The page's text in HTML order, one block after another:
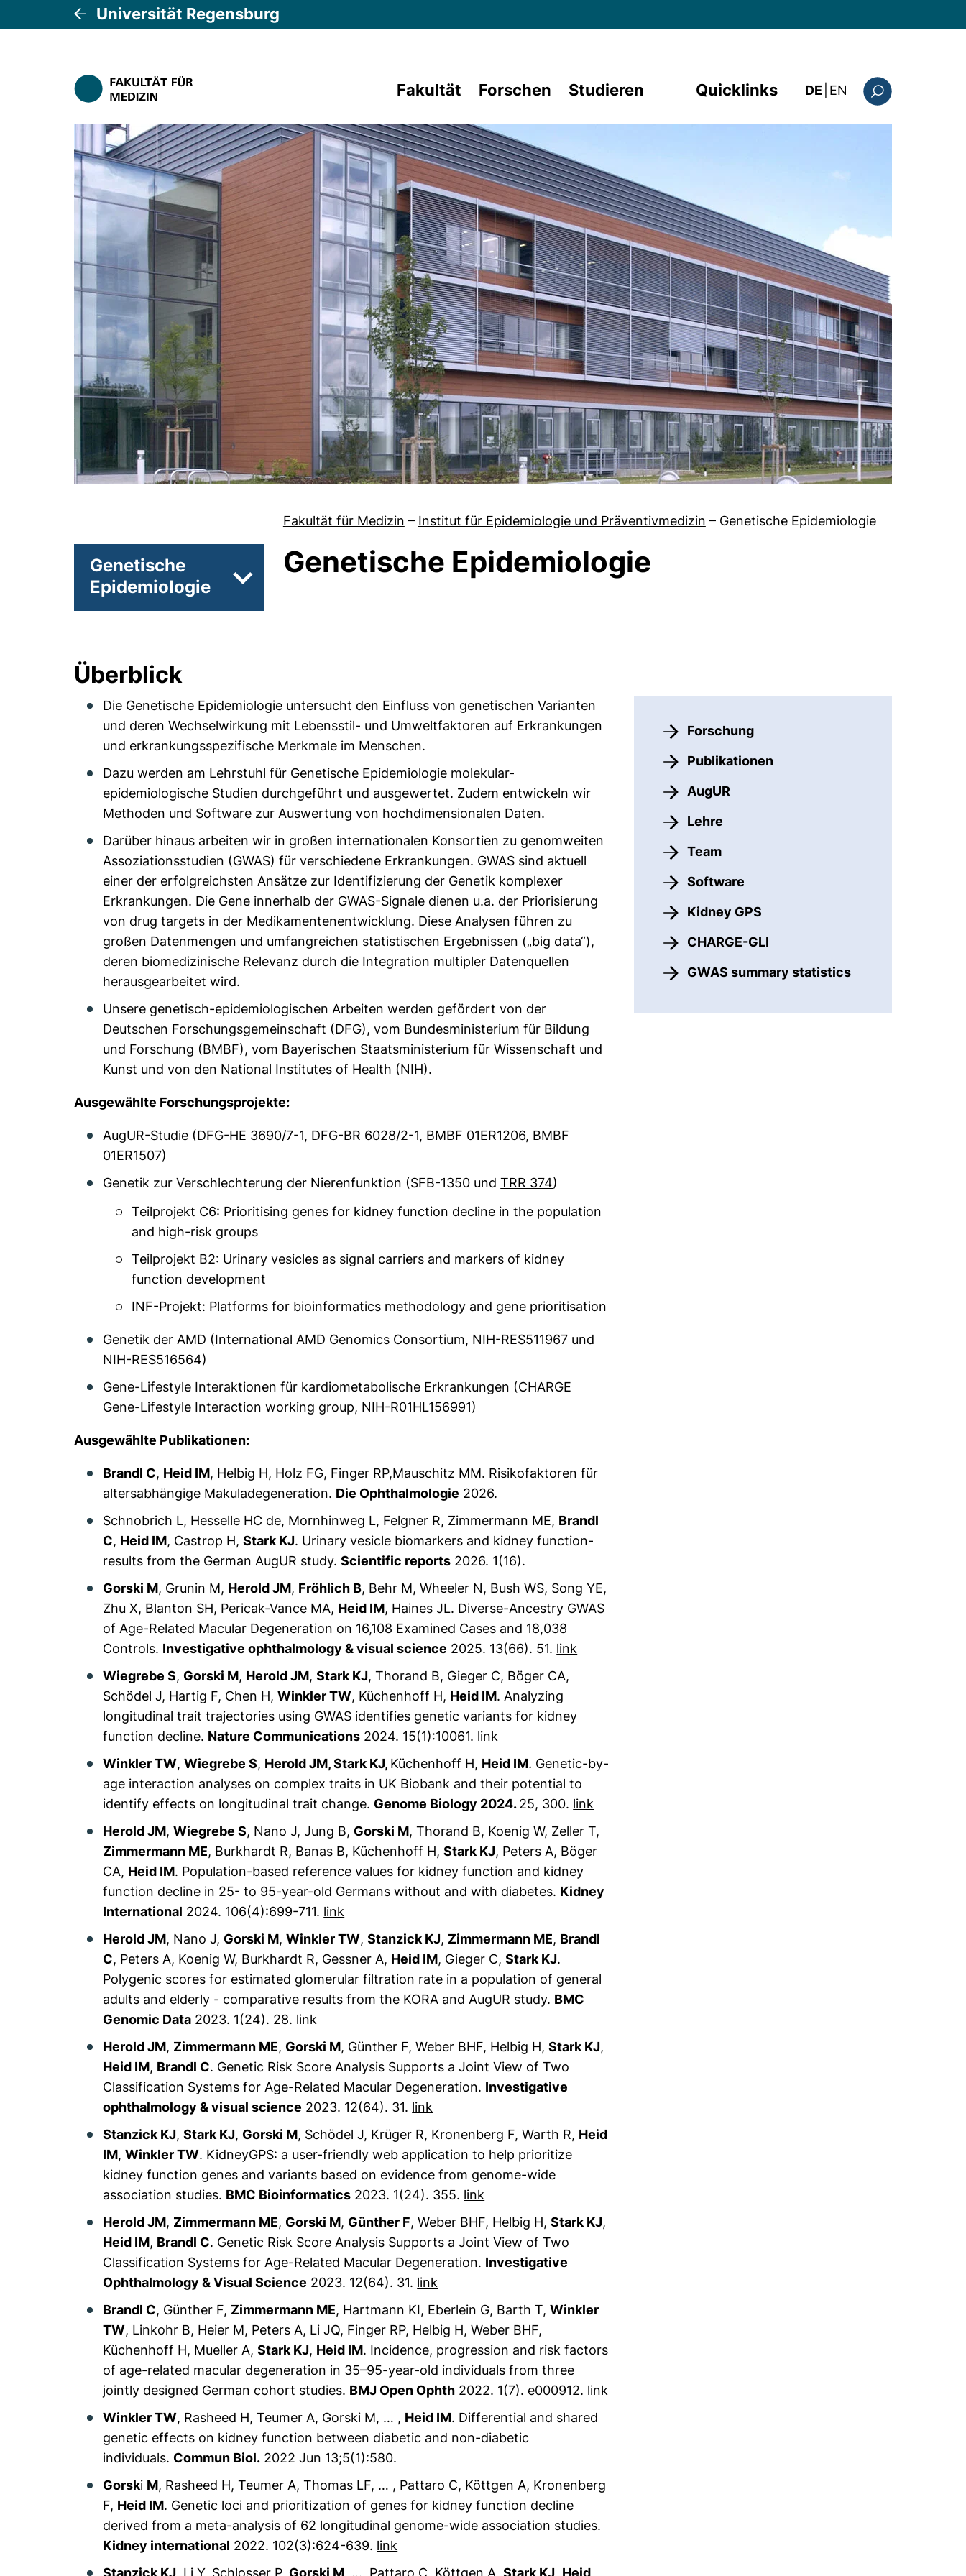
Universität Regensburg
Fakultät Forschen Studieren Quicklinks DE EN : the current page
Fakultät für Medizin – Institut für Epidemiologie und Präventivmedizin – Genetische Epidemiologie
Genetische
Epidemiologie
Unterseiten von AugUR
Genetische Epidemiologie
Überblick
Die Genetische Epidemiologie untersucht den Einfluss von genetischen Varianten
und deren Wechselwirkung mit Lebensstil- und Umweltfaktoren auf Erkrankungen
und erkrankungsspezifische Merkmale im Menschen.
Dazu werden am Lehrstuhl für Genetische Epidemiologie molekular-
epidemiologische Studien durchgeführt und ausgewertet. Zudem entwickeln wir
Methoden und Software zur Auswertung von hochdimensionalen Daten.
Darüber hinaus arbeiten wir in großen internationalen Konsortien zu genomweiten
Assoziationsstudien (GWAS) für verschiedene Erkrankungen. GWAS sind aktuell
einer der erfolgreichsten Ansätze zur Identifizierung der Genetik komplexer
Erkrankungen. Die Gene innerhalb der GWAS-Signale dienen u.a. der Priorisierung
von drug targets in der Medikamentenentwicklung. Diese Analysen führen zu
großen Datenmengen und umfangreichen statistischen Ergebnissen („big data“),
deren biomedizinische Relevanz durch die Integration multipler Datenquellen
herausgearbeitet wird.
Unsere genetisch-epidemiologischen Arbeiten werden gefördert von der
Deutschen Forschungsgemeinschaft (DFG), vom Bundesministerium für Bildung
und Forschung (BMBF), vom Bayerischen Staatsministerium für Wissenschaft und
Kunst und von den National Institutes of Health (NIH).
Ausgewählte Forschungsprojekte:
AugUR-Studie (DFG-HE 3690/7-1, DFG-BR 6028/2-1, BMBF 01ER1206, BMBF
01ER1507)
Genetik zur Verschlechterung der Nierenfunktion (SFB-1350 undTRR 374)
Teilprojekt C6: Prioritising genes for kidney function decline in the population
and high-risk groups
Teilprojekt B2: Urinary vesicles as signal carriers and markers of kidney
function development
INF-Projekt: Platforms for bioinformatics methodology and gene prioritisation
Genetik der AMD (International AMD Genomics Consortium, NIH-RES511967 und
NIH-RES516564)
Gene-Lifestyle Interaktionen für kardiometabolische Erkrankungen (CHARGE
Gene-Lifestyle Interaction working group, NIH-R01HL156991)
Ausgewählte Publikationen:
Brandl C, Heid IM, Helbig H, Holz FG, Finger RP,Mauschitz MM. Risikofaktoren für
altersabhängige Makuladegeneration. Die Ophthalmologie 2026.
Schnobrich L, Hesselle HC de, Mornhinweg L, Felgner R, Zimmermann ME, Brandl
C, Heid IM, Castrop H,Stark KJ. Urinary vesicle biomarkers and kidney function-
results from the German AugUR study.Scientific reports 2026. 1(16).
Gorski M, Grunin M, Herold JM, Fröhlich B, Behr M, Wheeler N, Bush WS, Song YE,
Zhu X, Blanton SH, Pericak-Vance MA, Heid IM, Haines JL. Diverse-Ancestry GWAS
of Age-Related Macular Degeneration on 16,108 Examined Cases and 18,038
Controls. Investigative ophthalmology & visual science 2025. 13(66). 51. link
Wiegrebe S, Gorski M, Herold JM,Stark KJ, Thorand B, Gieger C, Böger CA,
Schödel J, Hartig F, Chen H,Winkler TW, Küchenhoff H, Heid IM. Analyzing
longitudinal trait trajectories using GWAS identifies genetic variants for kidney
function decline. Nature Communications 2024. 15(1):10061. link
Winkler TW,Wiegrebe S, Herold JM, Stark KJ, Küchenhoff H, Heid IM. Genetic-by-
age interaction analyses on complex traits in UK Biobank and their potential to
identify effects on longitudinal trait change. Genome Biology 2024.25, 300. link
Herold JM,Wiegrebe S, Nano J, Jung B, Gorski M, Thorand B, Koenig W, Zeller T,
Zimmermann ME, Burkhardt R, Banas B, Küchenhoff H,Stark KJ, Peters A, Böger
CA, Heid IM. Population-based reference values for kidney function and kidney
function decline in 25- to 95-year-old Germans without and with diabetes. Kidney
International 2024. 106(4):699-711. link
Herold JM, Nano J, Gorski M,Winkler TW,Stanzick KJ, Zimmermann ME, Brandl
C, Peters A, Koenig W, Burkhardt R, Gessner A, Heid IM, Gieger C,Stark KJ.
Polygenic scores for estimated glomerular filtration rate in a population of general
adults and elderly - comparative results from the KORA and AugUR study. BMC
Genomic Data 2023. 1(24). 28. link
Herold JM, Zimmermann ME, Gorski M, Günther F, Weber BHF, Helbig H,Stark KJ,
Heid IM, Brandl C. Genetic Risk Score Analysis Supports a Joint View of Two
Classification Systems for Age-Related Macular Degeneration. Investigative
ophthalmology & visual science 2023. 12(64). 31. link
Stanzick KJ,Stark KJ, Gorski M, Schödel J, Krüger R, Kronenberg F, Warth R, Heid
IM,Winkler TW. KidneyGPS: a user-friendly web application to help prioritize
kidney function genes and variants based on evidence from genome-wide
association studies. BMC Bioinformatics 2023. 1(24). 355. link
Herold JM, Zimmermann ME, Gorski M, Günther F, Weber BHF, Helbig H,Stark KJ,
Heid IM, Brandl C. Genetic Risk Score Analysis Supports a Joint View of Two
Classification Systems for Age-Related Macular Degeneration. Investigative
Ophthalmology & Visual Science 2023. 12(64). 31. link
Brandl C, Günther F, Zimmermann ME, Hartmann KI, Eberlein G, Barth T,Winkler
TW, Linkohr B, Heier M, Peters A, Li JQ, Finger RP, Helbig H, Weber BHF,
Küchenhoff H, Mueller A,Stark KJ, Heid IM. Incidence, progression and risk factors
of age-related macular degeneration in 35–95-year-old individuals from three
jointly designed German cohort studies. BMJ Open Ophth 2022. 1(7). e000912. link
Winkler TW, Rasheed H, Teumer A, Gorski M, … , Heid IM. Differential and shared
genetic effects on kidney function between diabetic and non-diabetic
individuals. Commun Biol. 2022 Jun 13;5(1):580.
Gorski M, Rasheed H, Teumer A, Thomas LF, … , Pattaro C, Köttgen A, Kronenberg
F, Heid IM. Genetic loci and prioritization of genes for kidney function decline
derived from a meta-analysis of 62 longitudinal genome-wide association studies.
Kidney international 2022. 102(3):624-639. link
Stanzick KJ , Li Y, Schlosser P, Gorski M , ..., Pattaro C, Köttgen A,Stark KJ Heid
Forschung
Publikationen
AugUR
Lehre
Team
Software
Kidney GPS
CHARGE-GLI
GWAS summary statistics